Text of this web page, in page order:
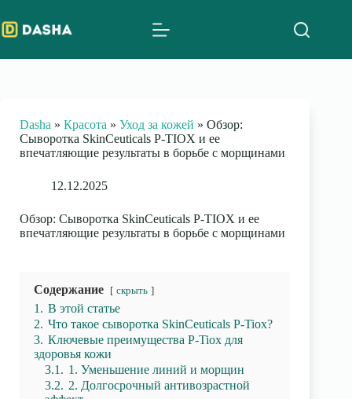
to
content
Dasha » Красота » Уход за кожей » Обзор:
Сыворотка SkinCeuticals P-TIOX и ее
впечатляющие результаты в борьбе с морщинами
12.12.2025
Обзор: Сыворотка SkinCeuticals P-TIOX и ее
впечатляющие результаты в борьбе с морщинами
Содержание скрыть
1. В этой статье
2. Что такое сыворотка SkinCeuticals P-Tiox?
3. Ключевые преимущества P-Tiox для
здоровья кожи
3.1. 1. Уменьшение линий и морщин
3.2. 2. Долгосрочный антивозрастной